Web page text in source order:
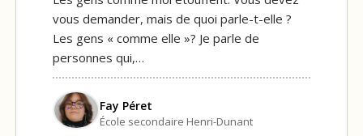
vous demander, mais de quoi parle-t-elle ?
Les gens « comme elle »? Je parle de
personnes qui,…
Fay Péret
École secondaire Henri-Dunant